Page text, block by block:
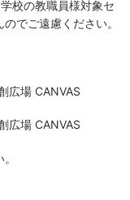
校の教職員様対象セ
でご遠慮ください。
広場 CANVAS
広場 CANVAS